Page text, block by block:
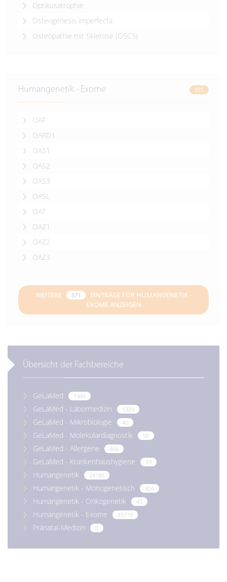
Optikusatrophie
Osteogenesis imperfecta
Osteopathie mit Sklerose (OSCS)
Humangenetik - Exome 581
OAF
OARD1
OAS1
OAS2
OAS3
OASL
OAT
OAZ1
OAZ2
OAZ3
WEITERE 571
EINTRÄGE FÜR HUMANGENETIK -
EXOME ANZEIGEN
Übersicht der Fachbereiche
GeLaMed 1945
GeLaMed - Labormedizin 1329
GeLaMed - Mikrobiologie 40
GeLaMed - Molekulardiagnostik 90
GeLaMed - Allergene 466
GeLaMed - Krankenhaushygiene 19
Humangenetik 24186
Humangenetik - Monogenetisch 424
Humangenetik - Onkogenetik 43
Humangenetik - Exome 23719
Pränatal-Medizin 0